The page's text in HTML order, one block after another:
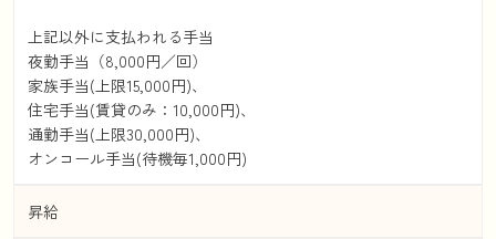
上記以外に支払われる手当
夜勤手当（8,000円／回）
家族手当(上限15,000円)、
住宅手当(賃貸のみ：10,000円)、
通勤手当(上限30,000円)、
オンコール手当(待機毎1,000円)
昇給